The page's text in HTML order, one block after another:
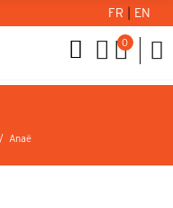
FR EN
0
Anaë